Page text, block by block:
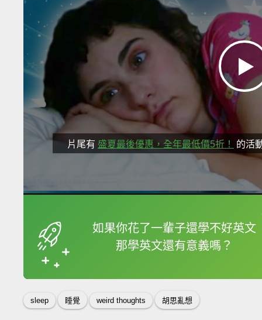
片尾有 盛夏最後優惠，全年最低價5折！ 的活
如果你花了一輩子還學不好英文
那學英文還有意義嗎？
框選或點兩下字幕可
sleep 睡覺 weird thoughts 胡思亂想